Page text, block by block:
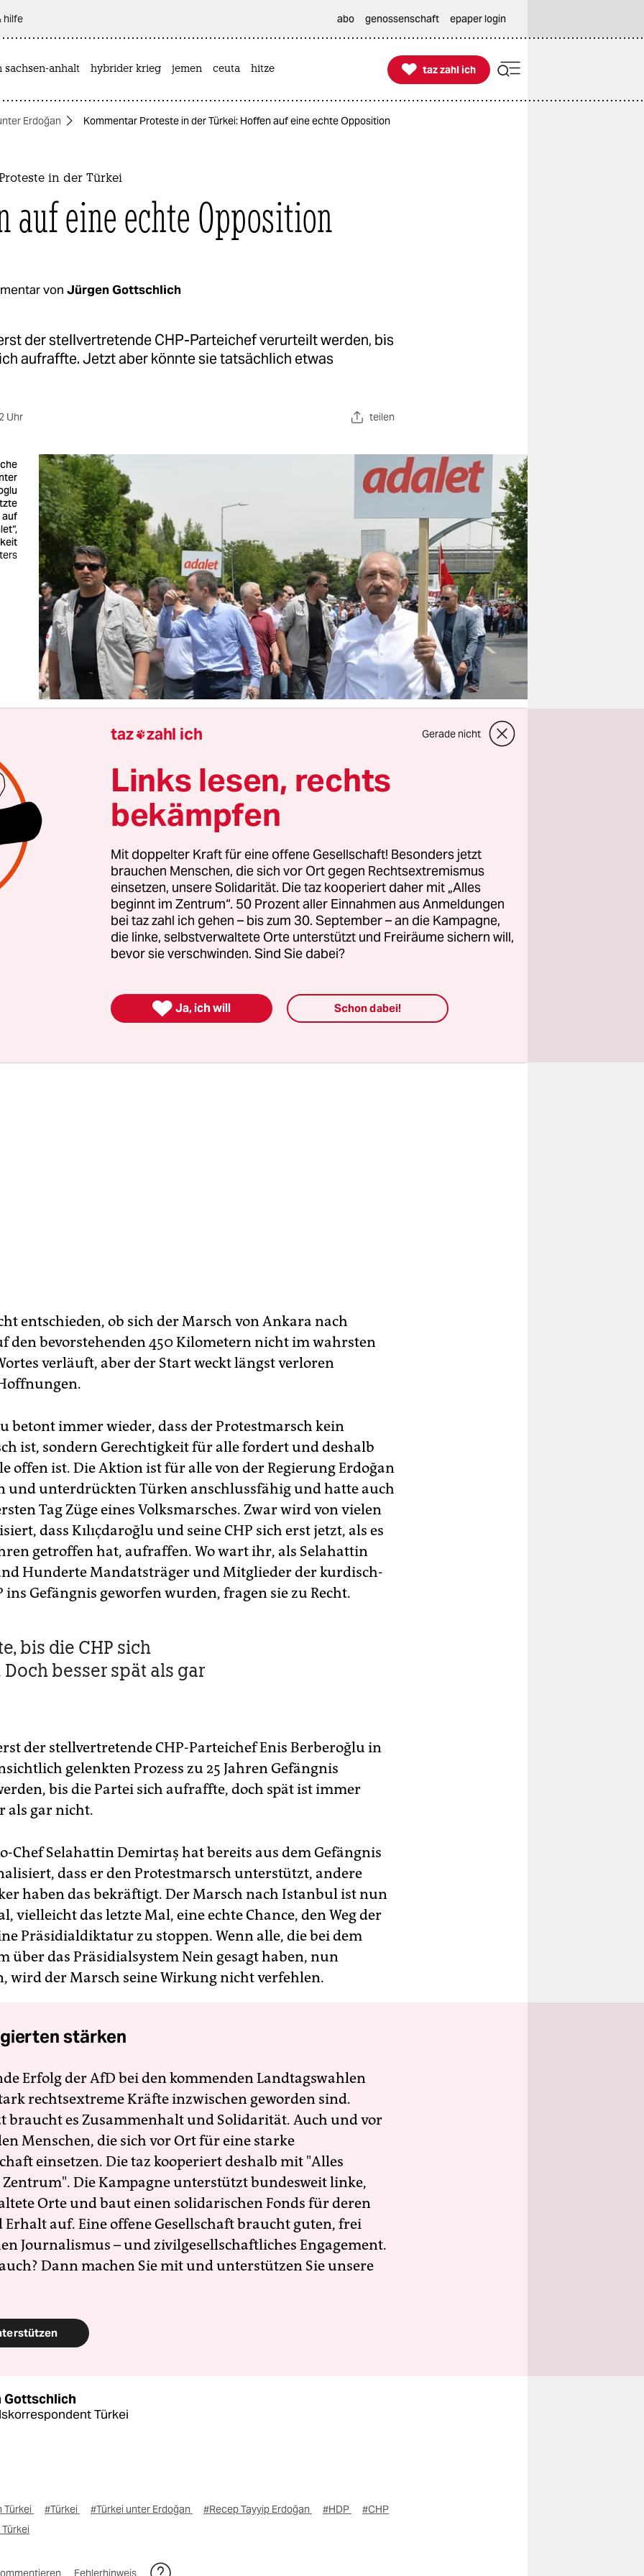
hilfe abo genossenschaft epaper login
sachsen-anhalt hybrider krieg jemen ceuta hitze 
taz zahl ich
taz zahl ich
Erdoğan Kommentar Proteste in der Türkei: Hoffen auf eine echte Opposition
in der Türkei
auf eine echte Opposition
von Jürgen Gottschlich
der stellvertretende CHP-Parteichef verurteilt werden, bis
aufraffte. Jetzt aber könnte sie tatsächlich etwas
Uhr teilen
auf
muss man sagen, endlich, nach jahrelangem Zögern hat
Gandhi“ der Türkei, Oppositionsführer Kemal Kılıçdaroğlu
Ruck gegeben und begonnen zu handeln. Seit
sitzt seine sozialdemokratisch-kemalistische CHP nicht
im Sessel, sie protestiert jetzt auf der Straße.
„Marsch für Gerechtigkeit“ unternimmt Kılıçdaroğlu eine
auf die Hunderttausende Türken seit Jahren warten:
echte Opposition zu leisten. Gemeinsam mit anderen
der CHP und Tausenden weiteren Parteimitgliedern
Widerstands zum Vorbild genommen und begonnen,
„Gandhi“ Ehre zu machen.
entschieden, ob sich der Marsch von Ankara nach
den bevorstehenden 450 Kilometern nicht im wahrsten
verläuft, aber der Start weckt längst verloren
betont immer wieder, dass der Protestmarsch kein
ist, sondern Gerechtigkeit für alle fordert und deshalb
offen ist. Die Aktion ist für alle von der Regierung Erdoğan
und unterdrückten Türken anschlussfähig und hatte auch
Tag Züge eines Volksmarsches. Zwar wird von vielen
dass Kılıçda­roğlu und seine CHP sich erst jetzt, als es
getroffen hat, aufraffen. Wo wart ihr, als Selahattin
Hunderte Mandatsträger und Mitglieder der kurdisch-
ins Gefängnis geworfen wurden, fragen sie zu Recht.
bis die CHP sich
besser spät als gar
der stellvertretende CHP-Parteichef Enis Berberoğlu in
gelenkten Prozess zu 25 Jahren Gefängnis
bis die Partei sich aufraffte, doch spät ist immer
als gar nicht.
Chef Selahattin De­mir­taş hat bereits aus dem Gefängnis
dass er den Protestmarsch unterstützt, andere
haben das bekräftigt. Der Marsch nach Istanbul ist nun
vielleicht das letzte Mal, eine echte Chance, den Weg der
Präsidialdiktatur zu stoppen. Wenn alle, die bei dem
über das Präsidialsystem Nein gesagt haben, nun
wird der Marsch seine Wirkung nicht verfehlen.
stärken
Erfolg der AfD bei den kommenden Landtagswahlen
rechtsextreme Kräfte inzwischen geworden sind.
braucht es Zusammenhalt und Solidarität. Auch und vor
Menschen, die sich vor Ort für eine starke
einsetzen. Die taz kooperiert deshalb mit "Alles
Die Kampagne unterstützt bundesweit linke,
Orte und baut einen solidarischen Fonds für deren
Erhalt auf. Eine offene Gesellschaft braucht guten, frei
Journalismus – und zivilgesellschaftliches Engagement.
Dann machen Sie mit und unterstützen Sie unsere
Gottschlich
Türkei
Türkei #Türkei #Türkei unter Erdoğan #Recep Tayyip Erdoğan #HDP
#CHP
Fehlerhinweis
taz zahl ich Gerade nicht
Links lesen, rechts
bekämpfen
Mit doppelter Kraft für eine offene Gesellschaft! Besonders jetzt
brauchen Menschen, die sich vor Ort gegen Rechtsextremismus
einsetzen, unsere Solidarität. Die taz kooperiert daher mit „Alles
beginnt im Zentrum“. 50 Prozent aller Einnahmen aus Anmeldungen
bei taz zahl ich gehen – bis zum 30. September – an die Kampagne,
die linke, selbstverwaltete Orte unterstützt und Freiräume sichern will,
bevor sie verschwinden. Sind Sie dabei?
 Ja, ich will Schon dabei!